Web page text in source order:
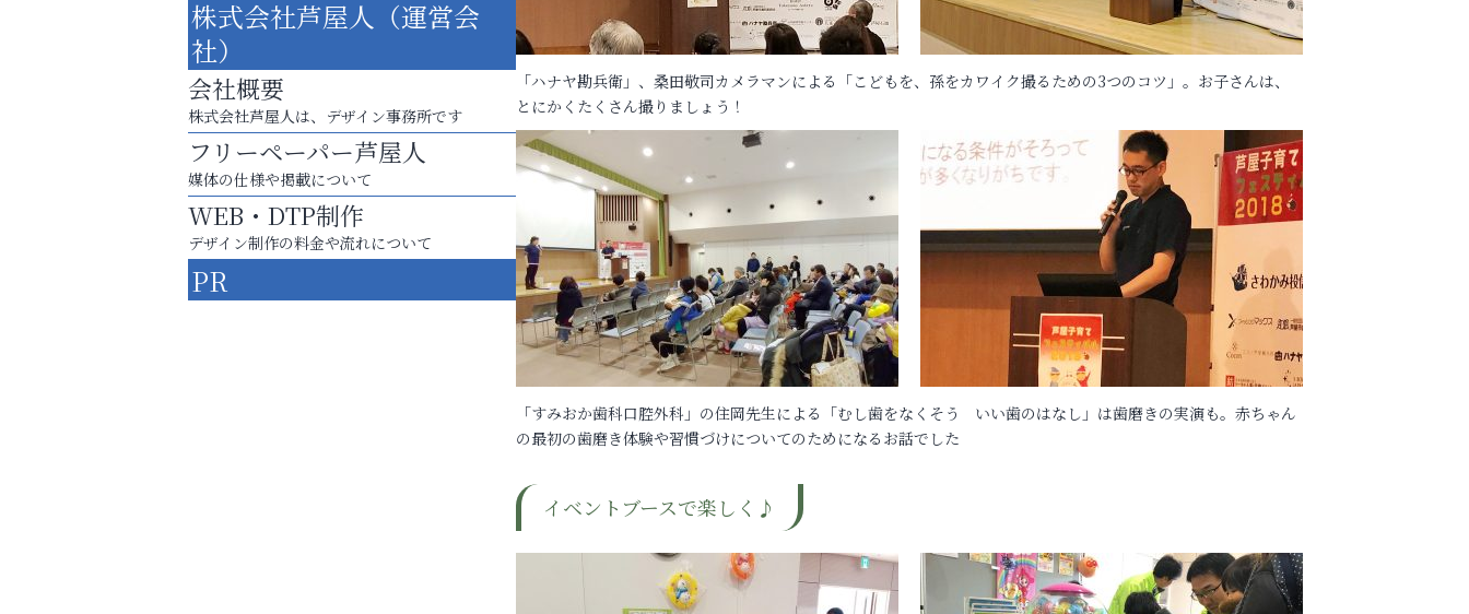
「ハナヤ勘兵衛」、桑田敬司カメラマンによる「こどもを、孫をカワイク撮るための3つのコツ」。お子さんは、
とにかくたくさん撮りましょう！
「すみおか歯科口腔外科」の住岡先生による「むし歯をなくそう いい歯のはなし」は歯磨きの実演も。赤ちゃん
の最初の歯磨き体験や習慣づけについてのためになるお話でした
イベントブースで楽しく♪
運動不足「動かない」を解消しませんか？
アクイール芦屋店
株式会社芦屋人（運営会
社）
会社概要
株式会社芦屋人は、デザイン事務所です
フリーペーパー芦屋人
媒体の仕様や掲載について
WEB・DTP制作
デザイン制作の料金や流れについて
PR